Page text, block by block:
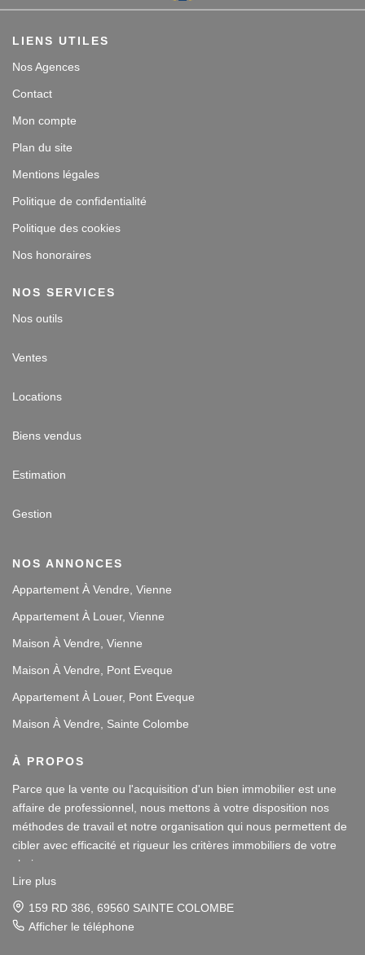
LIENS UTILES
Nos Agences
Contact
Mon compte
Plan du site
Mentions légales
Politique de confidentialité
Politique des cookies
Nos honoraires
NOS SERVICES
Nos outils
Ventes
Locations
Biens vendus
Estimation
Gestion
NOS ANNONCES
Appartement À Vendre, Vienne
Appartement À Louer, Vienne
Maison À Vendre, Vienne
Maison À Vendre, Pont Eveque
Appartement À Louer, Pont Eveque
Maison À Vendre, Sainte Colombe
À PROPOS
Parce que la vente ou l'acquisition d'un bien immobilier est une
affaire de professionnel, nous mettons à votre disposition nos
méthodes de travail et notre organisation qui nous permettent de
cibler avec efficacité et rigueur les critères immobiliers de votre
choix.
Notre disponibilité et notre écoute au sein de nos agences
immobilières à Vienne et Sainte Colombe les Vienne, au Sud de
Lire plus
159 RD 386, 69560 SAINTE COLOMBE
Afficher le téléphone